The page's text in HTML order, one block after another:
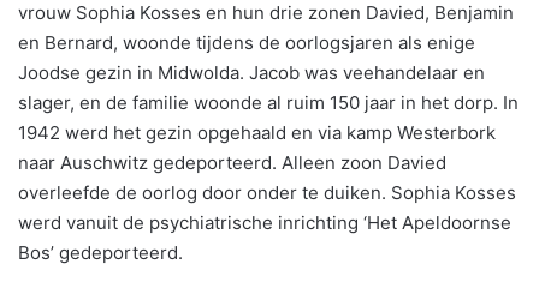
vrouw Sophia Kosses en hun drie zonen Davied, Benjamin
en Bernard, woonde tijdens de oorlogsjaren als enige
Joodse gezin in Midwolda. Jacob was veehandelaar en
slager, en de familie woonde al ruim 150 jaar in het dorp. In
1942 werd het gezin opgehaald en via kamp Westerbork
naar Auschwitz gedeporteerd. Alleen zoon Davied
overleefde de oorlog door onder te duiken. Sophia Kosses
werd vanuit de psychiatrische inrichting ‘Het Apeldoornse
Bos’ gedeporteerd.